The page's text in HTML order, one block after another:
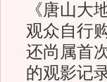
《唐山大
观众自行
还尚属首
的观影记录